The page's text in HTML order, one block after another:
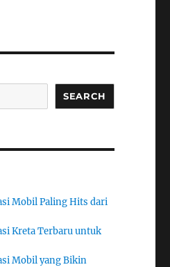
SEARCH
Mobil Paling Hits dari
Kreta Terbaru untuk
Mobil yang Bikin